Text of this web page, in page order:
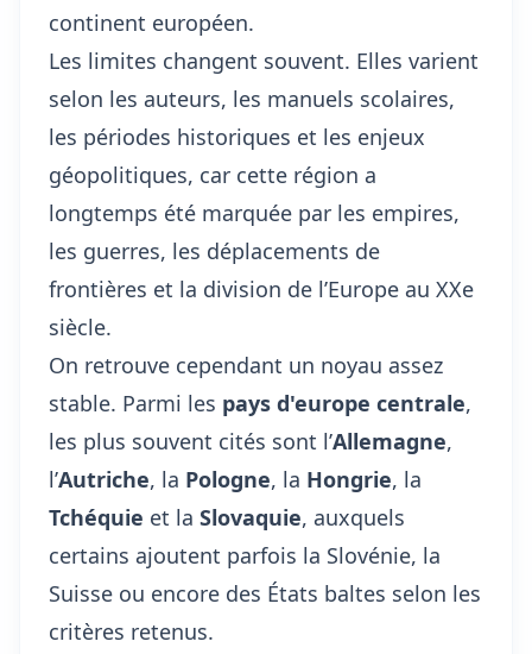
continent européen.
Les limites changent souvent. Elles varient
selon les auteurs, les manuels scolaires,
les périodes historiques et les enjeux
géopolitiques, car cette région a
longtemps été marquée par les empires,
les guerres, les déplacements de
frontières et la division de l’Europe au XXe
siècle.
On retrouve cependant un noyau assez
stable. Parmi les pays d'europe centrale,
les plus souvent cités sont l’Allemagne,
l’Autriche, la Pologne, la Hongrie, la
Tchéquie et la Slovaquie, auxquels
certains ajoutent parfois la Slovénie, la
Suisse ou encore des États baltes selon les
critères retenus.